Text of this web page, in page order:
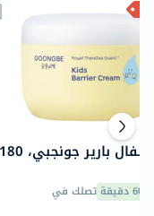
كريم أطفال بارير جونجبي، 180
60 دقيقة تصلك في